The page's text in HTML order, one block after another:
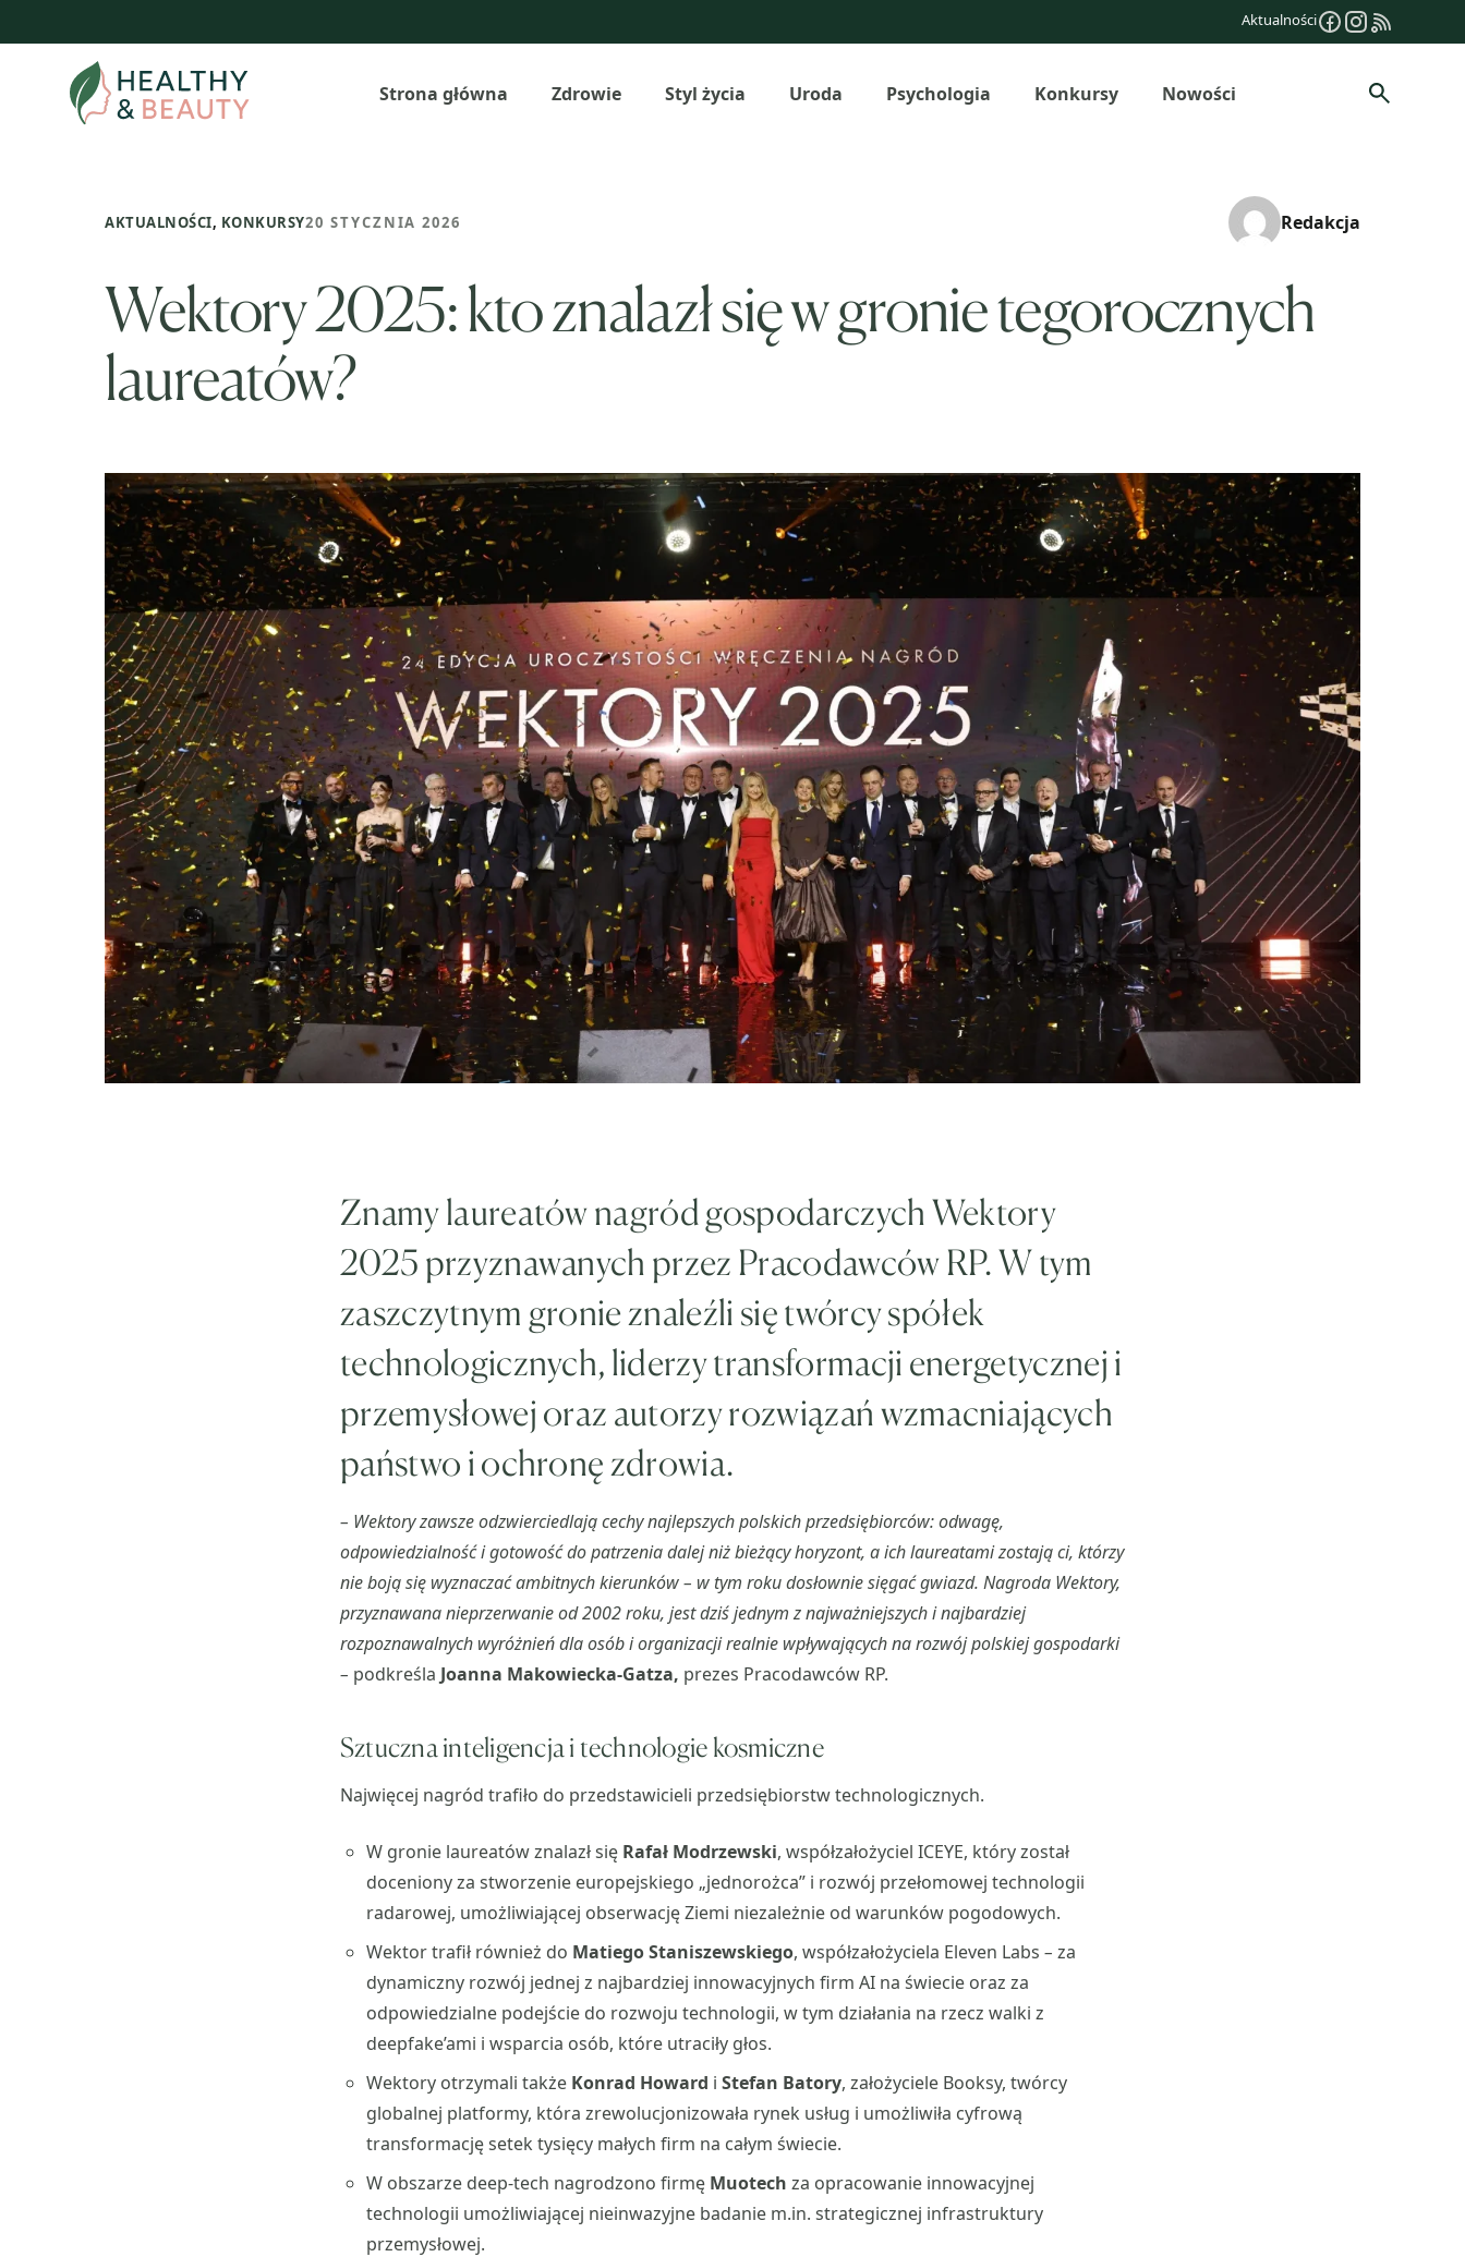
do
Aktualności
Strona główna Zdrowie Styl życia Uroda Psychologia Konkursy Nowości Szukaj
AKTUALNOŚCI, KONKURSY20 STYCZNIA 2026 Redakcja
Wektory 2025: kto znalazł się w gronie tegorocznych
laureatów?
Znamy laureatów nagród gospodarczych Wektory
2025 przyznawanych przez Pracodawców RP. W tym
zaszczytnym gronie znaleźli się twórcy spółek
technologicznych, liderzy transformacji energetycznej i
przemysłowej oraz autorzy rozwiązań wzmacniających
państwo i ochronę zdrowia.
– Wektory zawsze odzwierciedlają cechy najlepszych polskich przedsiębiorców: odwagę,
odpowiedzialność i gotowość do patrzenia dalej niż bieżący horyzont, a ich laureatami zostają ci, którzy
nie boją się wyznaczać ambitnych kierunków – w tym roku dosłownie sięgać gwiazd. Nagroda Wektory,
przyznawana nieprzerwanie od 2002 roku, jest dziś jednym z najważniejszych i najbardziej
rozpoznawalnych wyróżnień dla osób i organizacji realnie wpływających na rozwój polskiej gospodarki
– podkreśla Joanna Makowiecka-Gatza, prezes Pracodawców RP.
Sztuczna inteligencja i technologie kosmiczne
Najwięcej nagród trafiło do przedstawicieli przedsiębiorstw technologicznych.
W gronie laureatów znalazł się Rafał Modrzewski, współzałożyciel ICEYE, który został
doceniony za stworzenie europejskiego „jednorożca” i rozwój przełomowej technologii
radarowej, umożliwiającej obserwację Ziemi niezależnie od warunków pogodowych.
Wektor trafił również do Matiego Staniszewskiego, współzałożyciela Eleven Labs – za
dynamiczny rozwój jednej z najbardziej innowacyjnych firm AI na świecie oraz za
odpowiedzialne podejście do rozwoju technologii, w tym działania na rzecz walki z
deepfake’ami i wsparcia osób, które utraciły głos.
Wektory otrzymali także Konrad Howard i Stefan Batory, założyciele Booksy, twórcy
globalnej platformy, która zrewolucjonizowała rynek usług i umożliwiła cyfrową
transformację setek tysięcy małych firm na całym świecie.
W obszarze deep-tech nagrodzono firmę Muotech za opracowanie innowacyjnej
technologii umożliwiającej nieinwazyjne badanie m.in. strategicznej infrastruktury
przemysłowej.